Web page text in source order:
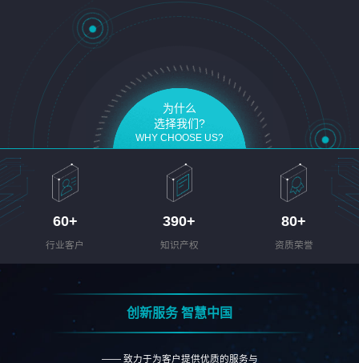
为什么
选择我们?
WHY CHOOSE US?
60+
行业客户
390+
知识产权
80+
资质荣誉
创新服务 智慧中国
—— 致力于为客户提供优质的服务与